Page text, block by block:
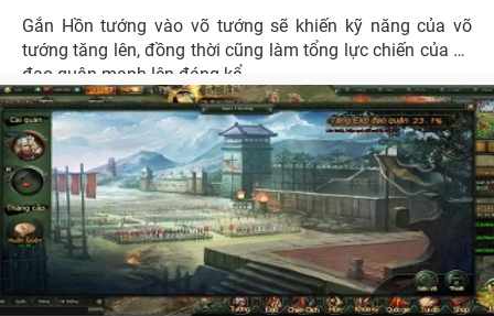
Gắn Hồn tướng vào võ tướng sẽ khiến kỹ năng của võ
tướng tăng lên, đồng thời cũng làm tổng lực chiến của cả
đạo quân mạnh lên đáng kể.